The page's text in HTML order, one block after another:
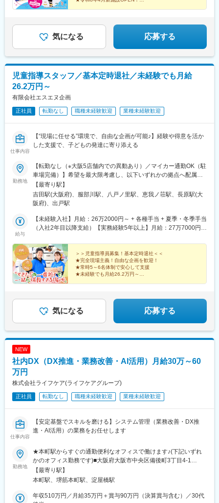
い仲間を募集！1年に1店舗ペースで新店を展開している勢いのあ
気になる 応募する
児童指導スタッフ／基本定時退社／未経験でも月給
26.2万円～
有限会社エスエヌ企画
正社員 転勤なし 職種未経験歓迎 業種未経験歓迎
仕事内容
【“現場に任せる”環境で、自由な企画が可能♪】経験や得意を活か
した支援で、子どもの発達に寄り添える
勤務地
【転勤なし（※大阪5店舗内での異動あり）／マイカー通勤OK（駐
車場完備）】希望を最大限考慮し、以下いずれかの拠点へ配属い
たします。■ライズ児童デイサービス東大阪よしだ大阪府東大阪市
吉原2-3-31 1F■ライズ児童デイサービス楽音寺大阪府八尾市楽音
寺1丁目10番地■ライズ児童デイサービスやえのさと大阪府東大阪
ら大阪府松原市小川1-12-16■ライズ児童デイサービスひらのの家
大阪府大阪市平野区長吉出戸6-15-20 メゾンドール1F※U・Iターン
【最寄り駅】
吉田駅(大阪府)、服部川駅、八戸ノ里駅、恵我ノ荘駅、長原駅(大
阪府)、出戸駅
給与
【未経験入社】月給：26万2000円～ + 各種手当 + 夏季・冬季手当
（入社2年目以降支給）【実務経験5年以上】月給：27万7000円～
月給33万2,000円～ 児発管（児童発達支援管理責任者）：月給
36万円～※給与は、経験や能力を考慮の上、決定いたします。※上
記月給には固定残業代（月10時間分／2万5000円～）を含んでい
ます。超過分は別途支給。／ 経験のある方は 給与面で優遇し
ます！＼
＞＞児童指導員募集！基本定時退社＜＜
★完全現場主義！自由な企画を歓迎！
★常時5～6名体制で安心して支援
★未経験でも月給26.2万円～
気になる 応募する
NEW
社内DX（DX推進・業務改善・AI活用）月給30万～60
万円
株式会社ライフケア(ライフケアグループ)
正社員 転勤なし 職種未経験歓迎 業種未経験歓迎
仕事内容
【安定基盤でスキルを磨ける】システム管理（業務改善・DX推
進・AI活用）の業務をお任せします
勤務地
★本町駅からすぐの通勤便利なオフィスで働けます♪(下記いずれ
かのオフィス勤務です)■大阪府大阪市中央区備後町3丁目4-1
NANKAI備後町ビル 2F・大阪メトロ御堂筋本線「本町駅」より徒
歩3分・大阪メトロ中央線「堺筋本町駅」より徒歩5分■大阪府大
中央線「堺筋本町駅」より徒歩3分・大阪メトロ御堂筋本線「本町
【最寄り駅】
本町駅、堺筋本町駅、淀屋橋駅
年収510万円／月給35万円＋賞与90万円（決算賞与含む）／30代